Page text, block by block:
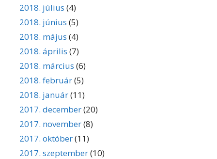
2018. július (4)
2018. június (5)
2018. május (4)
2018. április (7)
2018. március (6)
2018. február(5)
2018. január(11)
2017. december(20)
2017. november(8)
2017. október(11)
2017. szeptember(10)